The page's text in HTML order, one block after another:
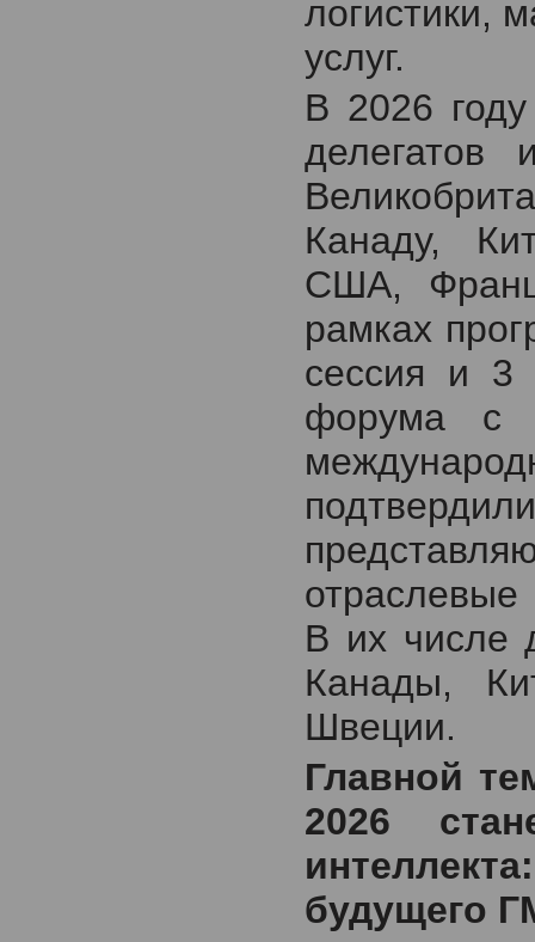
логистики,
услуг.
В 2026
делегатов
Канаду,
США,
рамках
сессия и 3
форума с
В их числе
Канады,
Швеции.
Главной
2026
будущего